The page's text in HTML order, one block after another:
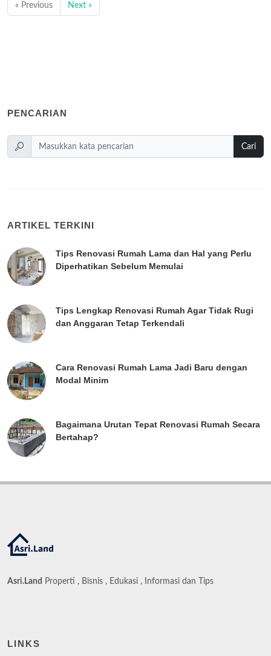
« Previous Next »
PENCARIAN
Cari
ARTIKEL TERKINI
Tips Renovasi Rumah Lama dan Hal yang Perlu
Diperhatikan Sebelum Memulai
Tips Lengkap Renovasi Rumah Agar Tidak Rugi
dan Anggaran Tetap Terkendali
Cara Renovasi Rumah Lama Jadi Baru dengan
Modal Minim
Bagaimana Urutan Tepat Renovasi Rumah Secara
Bertahap?
Asri.Land Properti , Bisnis , Edukasi , Informasi dan Tips
LINKS